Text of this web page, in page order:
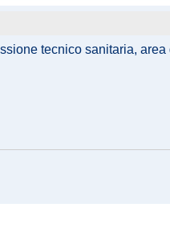
tecnico sanitaria,